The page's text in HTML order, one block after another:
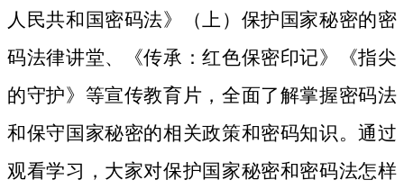
人民共和国密码法》
（上）保护国家秘密的密
码法律讲堂、
《传承：红色保密印记》《指尖
的守护》等宣传教育片， 全面了解掌握密码法
和保守国家秘密的相关政策和密码知识。通过
观看学习，大家对保护国家秘密和密码法怎样